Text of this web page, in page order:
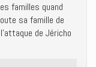
familles quand
sa famille de
de Jéricho